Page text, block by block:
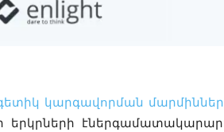
կարգավորման
երկրների